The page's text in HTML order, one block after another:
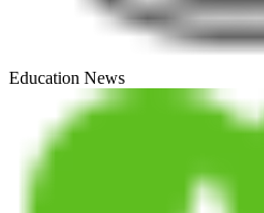
Education News